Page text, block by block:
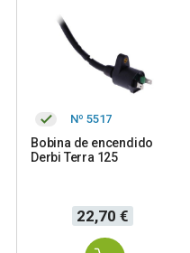
Nº 5517
Bobina de encendido
Derbi Terra 125
Precio
22,70 €